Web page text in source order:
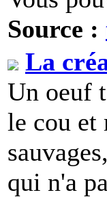
Source :
La
Un oeuf
le cou et
qui n'a